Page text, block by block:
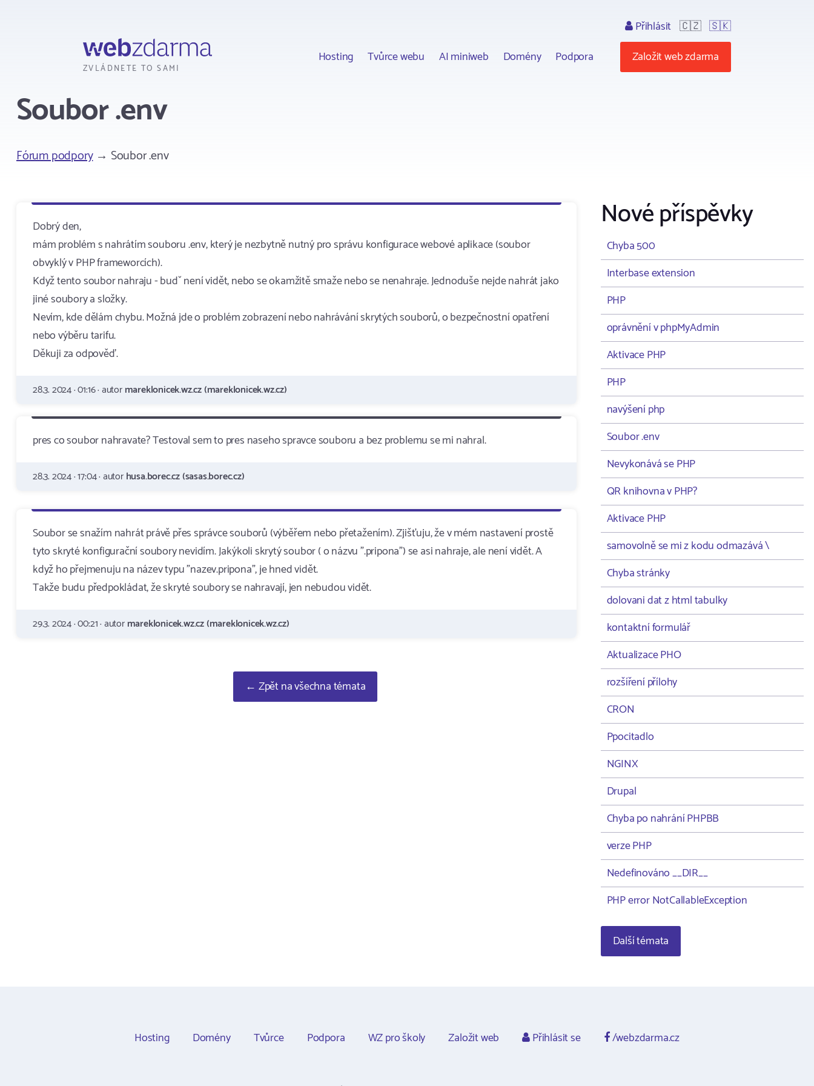
ZVLÁDNETE TO SAMI
Hosting Tvůrce webu AI miniweb Domény Podpora
Přihlásit 🇨🇿 🇸🇰
Založit web zdarma
Soubor .env
Fórum podpory→ Soubor .env
Dobrý den,
mám problém s nahrátím souboru .env, který je nezbytně nutný pro správu konfigurace webové aplikace (soubor
obvyklý v PHP frameworcích).
Když tento soubor nahraju - budˇ není vidět, nebo se okamžitě smaže nebo se nenahraje. Jednoduše nejde nahrát jako
jiné soubory a složky.
Nevím, kde dělám chybu. Možná jde o problém zobrazení nebo nahrávání skrytých souborů, o bezpečnostní opatření
nebo výběru tarifu.
Děkuji za odpověď.
28.3. 2024 · 01:16 · autormareklonicek.wz.cz (mareklonicek.wz.cz)
pres co soubor nahravate? Testoval sem to pres naseho spravce souboru a bez problemu se mi nahral.
28.3. 2024 · 17:04 · autorhusa.borec.cz (sasas.borec.cz)
Soubor se snažím nahrát právě přes správce souborů (výběřem nebo přetažením). Zjišťuju, že v mém nastavení prostě
tyto skryté konfigurační soubory nevidím. Jakýkoli skrytý soubor ( o názvu ".pripona") se asi nahraje, ale není vidět. A
když ho přejmenuju na název typu "nazev.pripona", je hned vidět.
Takže budu předpokládat, že skryté soubory se nahravají, jen nebudou vidět.
29.3. 2024 · 00:21 · autormareklonicek.wz.cz (mareklonicek.wz.cz)
← Zpět na všechna témata
Nové příspěvky
Chyba 500
Interbase extension
PHP
oprávnění v phpMyAdmin
Aktivace PHP
PHP
navýšení php
Soubor .env
Nevykonává se PHP
QR knihovna v PHP?
Aktivace PHP
samovolně se mi z kodu odmazává \
Chyba stránky
dolovani dat z html tabulky
kontaktní formulář
Aktualizace PHO
rozšíření přílohy
CRON
Ppocitadlo
NGINX
Drupal
Chyba po nahrání PHPBB
verze PHP
Nedefinováno __DIR__
PHP error NotCallableException
Další témata
Hosting Domény Tvůrce Podpora WZ pro školy Založit web Přihlásit se /webzdarma.cz